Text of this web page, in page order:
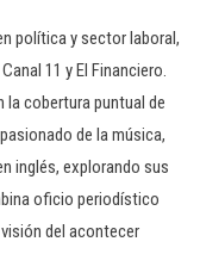
política y sector laboral,
11 y El Financiero.
cobertura puntual de
de la música,
inglés, explorando sus
oficio periodístico
del acontecer